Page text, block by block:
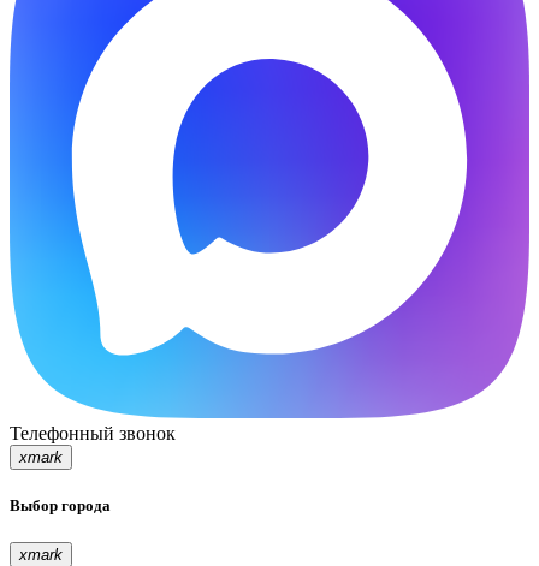
Телефонный звонок
xmark
Выбор города
xmark